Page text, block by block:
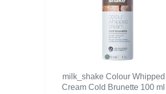
milk_shake Colour Whipped
Cream Cold Brunette 100 ml